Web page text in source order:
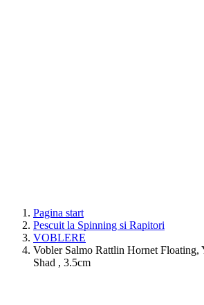
Pagina start
Pescuit la Spinning si Rapitori
VOBLERE
Vobler Salmo Rattlin Hornet
Shad , 3.5cm